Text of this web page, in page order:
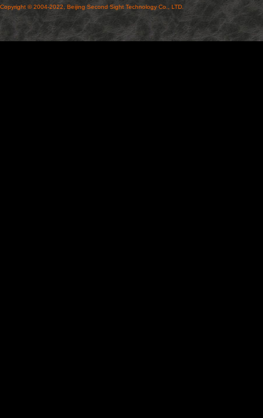
Copyright © 2004-2022, Beijing Second Sight Technology Co., LTD.